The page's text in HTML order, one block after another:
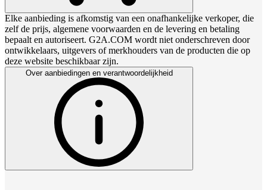
Elke aanbieding is afkomstig van een onafhankelijke verkoper, die
zelf de prijs, algemene voorwaarden en de levering en betaling
bepaalt en autoriseert. G2A.COM wordt niet onderschreven door
ontwikkelaars, uitgevers of merkhouders van de producten die op
deze website beschikbaar zijn.
Over aanbiedingen en verantwoordelijkheid